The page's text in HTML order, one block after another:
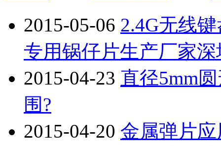
2015-05-06 2.4G无线
专用锅仔片生产厂家
2015-04-23 直径5mm
围?
2015-04-20 金属弹片